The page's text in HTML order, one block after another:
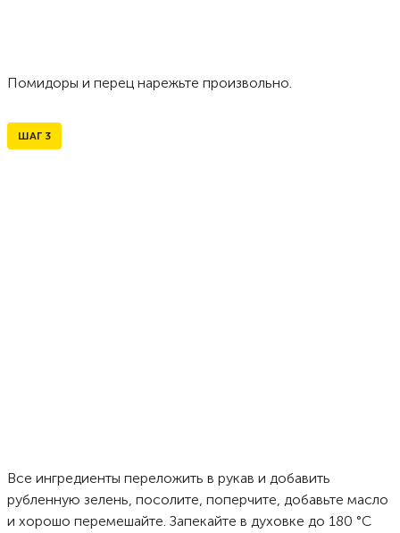
Помидоры и перец нарежьте произвольно.
ШАГ 3
Все ингредиенты переложить в рукав и добавить
рубленную зелень, посолите, поперчите, добавьте масло
и хорошо перемешайте. Запекайте в духовке до 180 °C